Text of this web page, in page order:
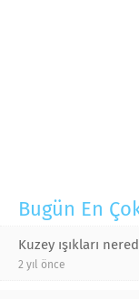
Bugün En
Kuzey ışıkları
2 yıl önce